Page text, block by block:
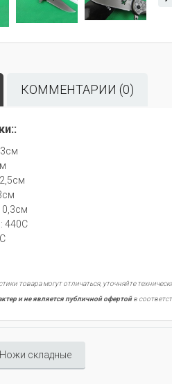
КОММЕНТАРИИ (0)
0,3см
440С
товара могут отличаться, уточняйте
и не является публичной офертойв
складные